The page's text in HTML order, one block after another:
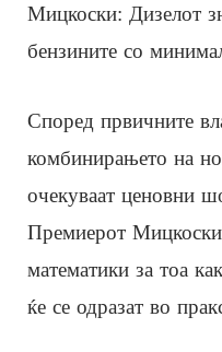
Мицкоски: Дизелот
бензините со
Според првичните
комбинирањето на
очекуваат ценовни
Премиерот Мицкоски
математики за тоа
ќе се одразат во